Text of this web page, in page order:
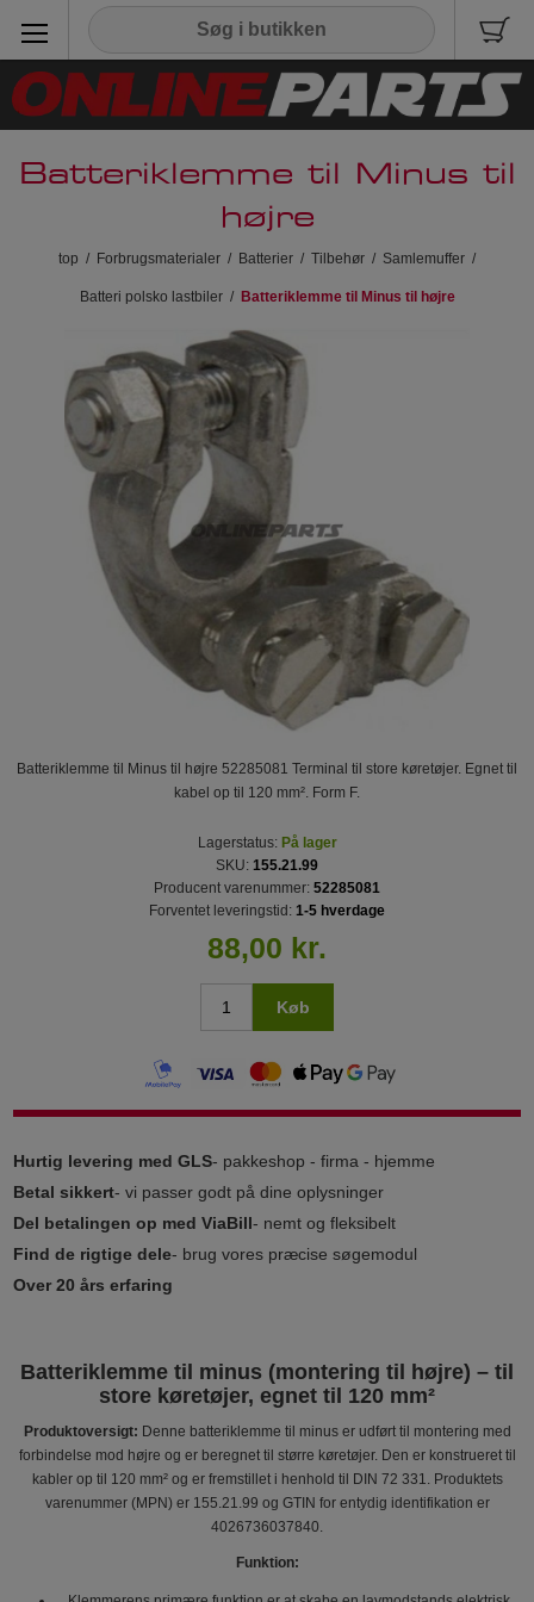
Batteriklemme til Minus til
højre
top / Forbrugsmaterialer / Batterier / Tilbehør / Samlemuffer /
Batteri polsko lastbiler / Batteriklemme til Minus til højre
Batteriklemme til Minus til højre 52285081 Terminal til store køretøjer. Egnet til
kabel op til 120 mm². Form F.
Lagerstatus: På lager
SKU: 155.21.99
Producent varenummer: 52285081
Forventet leveringstid: 1-5 hverdage
88,00 kr.
Køb
Hurtig levering med GLS- pakkeshop - firma - hjemme
Betal sikkert- vi passer godt på dine oplysninger
Del betalingen op med ViaBill- nemt og fleksibelt
Find de rigtige dele- brug vores præcise søgemodul
Over 20 års erfaring
Batteriklemme til minus (montering til højre) – til
store køretøjer, egnet til 120 mm²
Produktoversigt: Denne batteriklemme til minus er udført til montering med
forbindelse mod højre og er beregnet til større køretøjer. Den er konstrueret til
kabler op til 120 mm² og er fremstillet i henhold til DIN 72 331. Produktets
varenummer (MPN) er 155.21.99 og GTIN for entydig identifikation er
4026736037840.
Funktion: